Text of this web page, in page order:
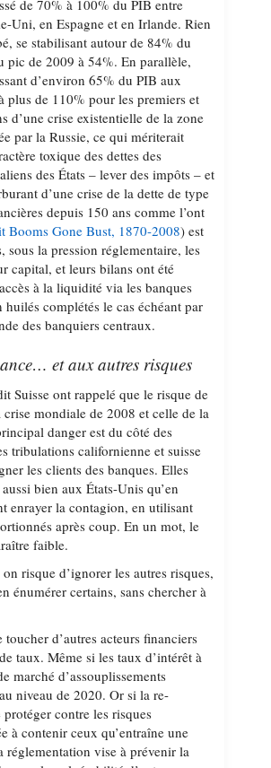
de 70% à 100% du PIB entre
Uni, en Espagne et en Irlande. Rien
se stabilisant autour de 84% du
pic de 2009 à 54%. En parallèle,
d’environ 65% du PIB aux
plus de 110% pour les premiers et
d’une crise existentielle de la zone
par la Russie, ce qui mériterait
toxique des dettes des
des États – lever des impôts – et
d’une crise de la dette de type
depuis 150 ans comme l’ont
Booms Gone Bust, 1870-2008) est
la pression réglementaire, les
capital, et leurs bilans ont été
à la liquidité via les banques
complétés le cas échéant par
des banquiers centraux.
et aux autres risques
Suisse ont rappelé que le risque de
mondiale de 2008 et celle de la
danger est du côté des
tribulations californienne et suisse
les clients des banques. Elles
bien aux États-Unis qu’en
enrayer la contagion, en utilisant
après coup. En un mot, le
faible.
risque d’ignorer les autres risques,
énumérer certains, sans chercher à
toucher d’autres acteurs financiers
taux. Même si les taux d’intérêt à
marché d’assouplissements
niveau de 2020. Or si la re-
contre les risques
à contenir ceux qu’entraîne une
réglementation vise à prévenir la